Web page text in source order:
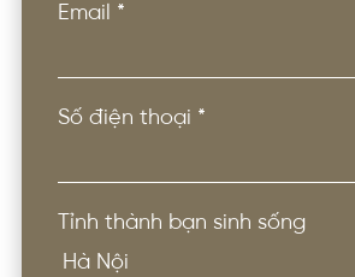
Email *
Số điện thoại *
Tỉnh thành bạn sinh sống